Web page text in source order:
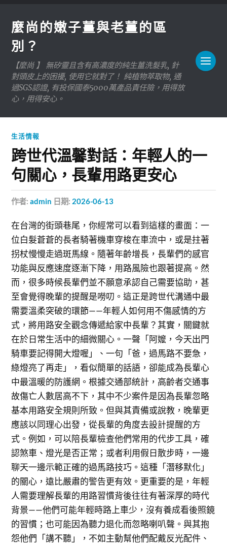
麼尚的嫩子薑與老薑的區
別？
【麼尚 】 無矽靈且含有高濃度的純生薑洗髮乳, 針
對頭皮上的困擾, 使用它就對了！ 純植物萃取物, 通
過SGS認證, 有投保國泰5000萬產品責任險，用得放
心，用得安心。
生活情報
跨世代溫馨對話：年輕人的一
句關心，長輩用路更安心
作者:admin 日期: 2026-06-13
在台灣的街頭巷尾，你經常可以看到這樣的畫面：一
位白髮蒼蒼的長者騎著機車穿梭在車流中，或是拄著
拐杖慢慢走過斑馬線。隨著年齡增長，長輩們的感官
功能與反應速度逐漸下降，用路風險也跟著提高。然
而，很多時候長輩們並不願意承認自己需要協助，甚
至會覺得晚輩的提醒是嘮叨。這正是跨世代溝通中最
需要溫柔突破的環節——年輕人如何用不傷感情的方
式，將用路安全觀念傳遞給家中長輩？其實，關鍵就
在於日常生活中的細微關心。一聲「阿嬤，今天出門
騎車要記得開大燈喔」、一句「爸，過馬路不要急，
綠燈亮了再走」，看似簡單的話語，卻能成為長輩心
中最溫暖的防護網。根據交通部統計，高齡者交通事
故傷亡人數居高不下，其中不少案件是因為長輩忽略
基本用路安全規則所致。但與其責備或說教，晚輩更
應該以同理心出發，從長輩的角度去設計提醒的方
式。例如，可以陪長輩檢查他們常用的代步工具，確
認煞車、燈光是否正常；或者利用假日散步時，一邊
聊天一邊示範正確的過馬路技巧。這種「潛移默化」
的關心，遠比嚴肅的警告更有效。更重要的是，年輕
人需要理解長輩的用路習慣背後往往有著深厚的時代
背景——他們可能年輕時路上車少，沒有養成看後照鏡
的習慣；也可能因為聽力退化而忽略喇叭聲。與其抱
怨他們「講不聽」，不如主動幫他們配戴反光配件、